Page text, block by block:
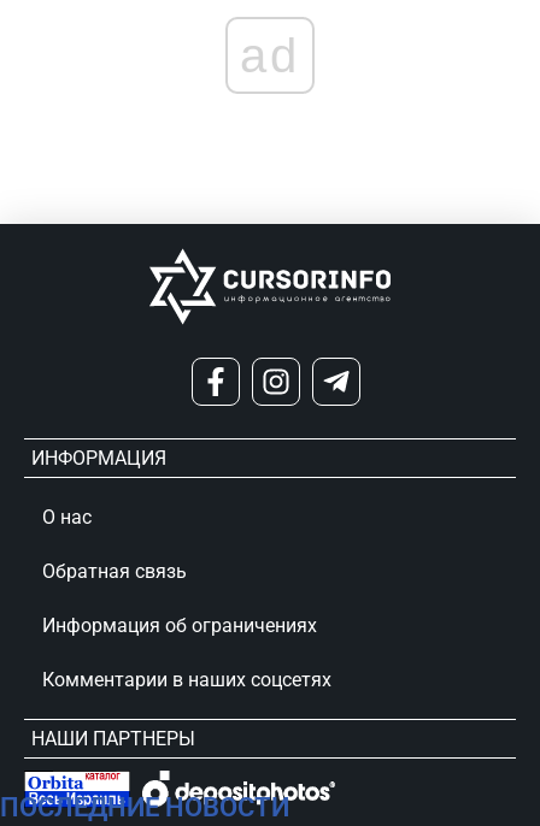
ПОСЛЕДНИЕ НОВОСТИ
ad
ИНФОРМАЦИЯ
О нас
Обратная связь
Информация об ограничениях
Комментарии в наших соцсетях
НАШИ ПАРТНЕРЫ